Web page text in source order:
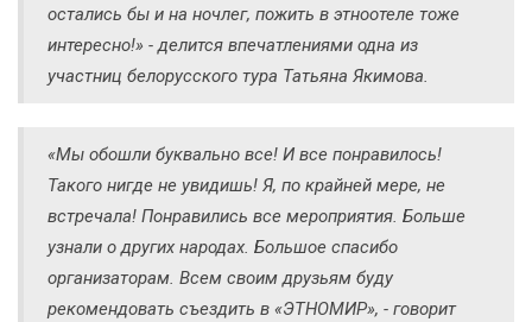
остались бы и на ночлег, пожить в этноотеле тоже
интересно!» - делится впечатлениями одна из
участниц белорусского тура Татьяна Якимова.
«Мы обошли буквально все! И все понравилось!
Такого нигде не увидишь! Я, по крайней мере, не
встречала! Понравились все мероприятия. Больше
узнали о других народах. Большое спасибо
организаторам. Всем своим друзьям буду
рекомендовать съездить в «ЭТНОМИР», - говорит